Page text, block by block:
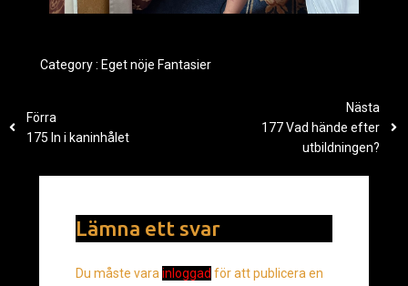
Category : Eget nöje Fantasier
Förra
175 In i kaninhålet
Nästa
177 Vad hände efter
utbildningen?
Lämna ett svar
Du måste varainloggad för att publicera en